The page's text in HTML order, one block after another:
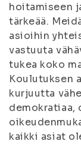
hoitamiseen
tärkeää.
asioihin
vastuuta
tukea koko
Koulutuksen
kurjuutta
demokratiaa,
kaikki asiat